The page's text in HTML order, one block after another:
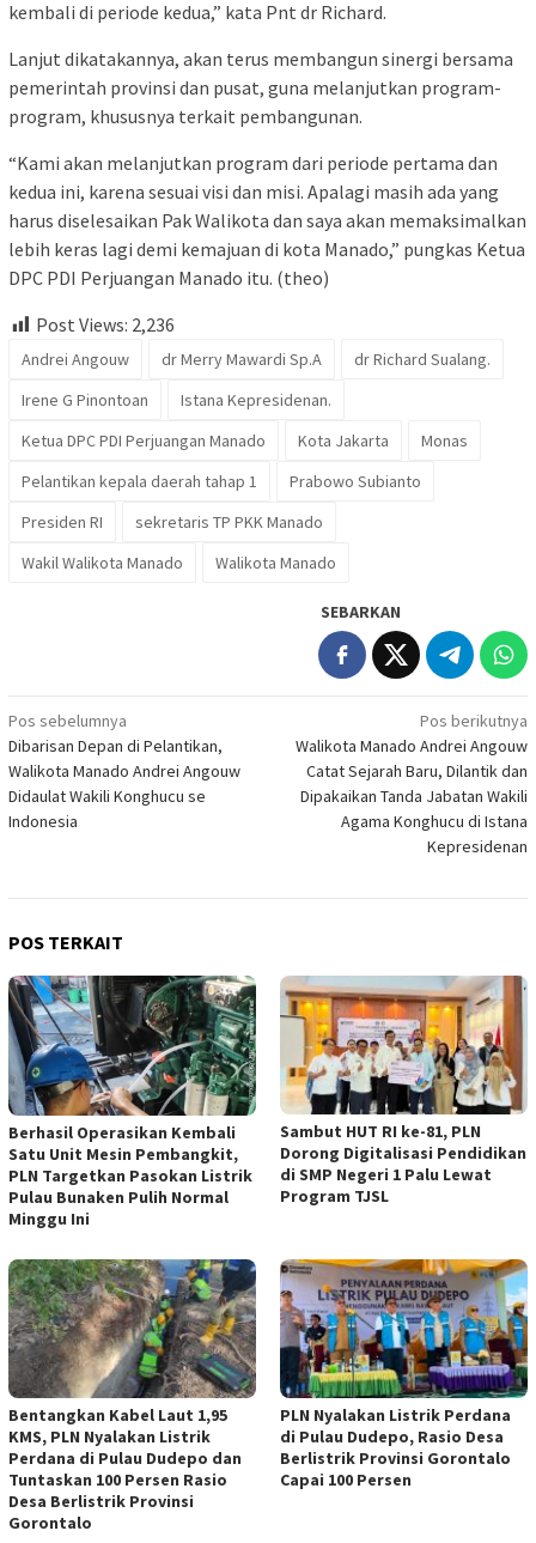
kembali di periode kedua,” kata Pnt dr Richard.
Lanjut dikatakannya, akan terus membangun sinergi bersama
pemerintah provinsi dan pusat, guna melanjutkan program-
program, khususnya terkait pembangunan.
“Kami akan melanjutkan program dari periode pertama dan
kedua ini, karena sesuai visi dan misi. Apalagi masih ada yang
harus diselesaikan Pak Walikota dan saya akan memaksimalkan
lebih keras lagi demi kemajuan di kota Manado,” pungkas Ketua
DPC PDI Perjuangan Manado itu. (theo)
Post Views: 2,236
Andrei Angouw dr Merry Mawardi Sp.A
dr Richard Sualang.
Irene G Pinontoan
Istana Kepresidenan.
Ketua DPC PDI Perjuangan Manado
Kota Jakarta
Monas
Pelantikan kepala daerah tahap 1
Prabowo Subianto
Presiden RI
sekretaris TP PKK Manado
Wakil Walikota Manado
Walikota Manado
SEBARKAN
Navigasi
pos
Pos sebelumnya
Dibarisan Depan di Pelantikan,
Walikota Manado Andrei Angouw
Didaulat Wakili Konghucu se
Indonesia
Pos berikutnya
Walikota Manado Andrei Angouw
Catat Sejarah Baru, Dilantik dan
Dipakaikan Tanda Jabatan Wakili
Agama Konghucu di Istana
Kepresidenan
POS TERKAIT
Berhasil Operasikan Kembali
Satu Unit Mesin Pembangkit,
PLN Targetkan Pasokan Listrik
Pulau Bunaken Pulih Normal
Minggu Ini
Sambut HUT RI ke-81, PLN
Dorong Digitalisasi Pendidikan
di SMP Negeri 1 Palu Lewat
Program TJSL
Bentangkan Kabel Laut 1,95
KMS, PLN Nyalakan Listrik
Perdana di Pulau Dudepo dan
Tuntaskan 100 Persen Rasio
Desa Berlistrik Provinsi
Gorontalo
PLN Nyalakan Listrik Perdana
di Pulau Dudepo, Rasio Desa
Berlistrik Provinsi Gorontalo
Capai 100 Persen